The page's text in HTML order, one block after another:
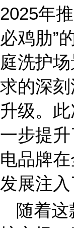
2025年
必鸡肋”
庭洗护
求的深
升级。
一步提
电品牌
发展注入
随着